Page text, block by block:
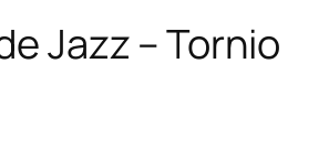
Jazz – Tornio